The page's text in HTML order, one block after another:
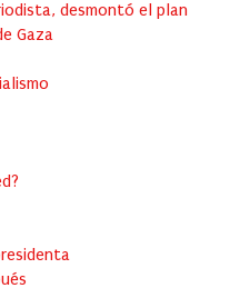
desmontó el plan
Gaza